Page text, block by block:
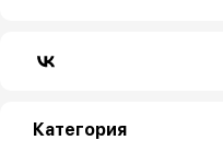
Категория